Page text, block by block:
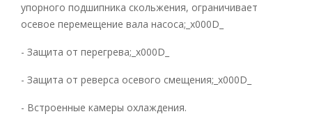
упорного подшипника скольжения, ограничивает
осевое перемещение вала насоса;_x000D_
- Защита от перегрева;_x000D_
- Защита от реверса осевого смещения;_x000D_
- Встроенные камеры охлаждения.